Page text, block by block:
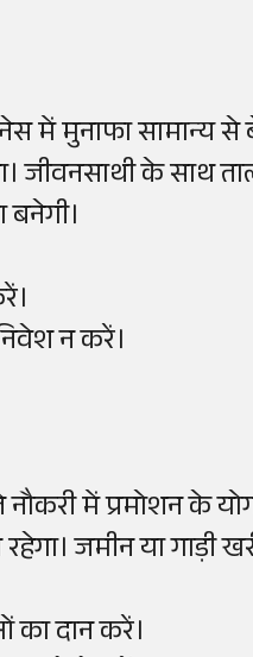
में मुनाफा सामान्य से
जीवनसाथी के साथ
न करें।
में प्रमोशन के
जमीन या गाड़ी
दान करें।